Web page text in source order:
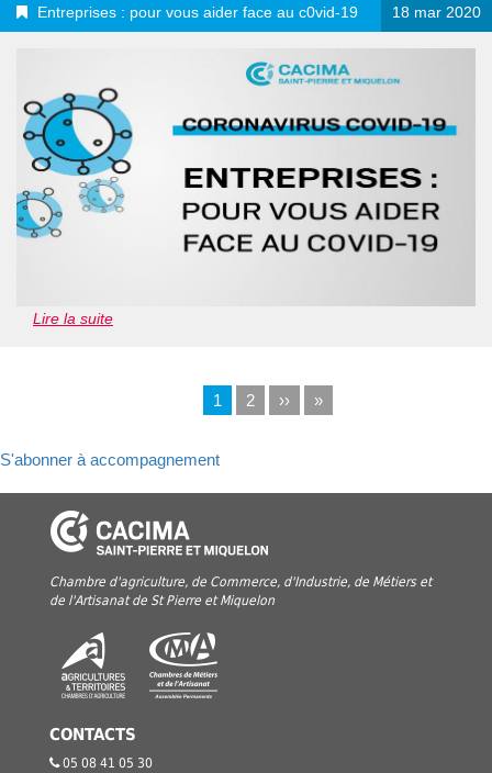
Entreprises : pour vous aider face au c0vid-19 18 mar 2020
Lire la suite
Page
1 Page
2
Page
››
Dernière
»
S'abonner à accompagnement
Chambre d'agriculture, de Commerce, d'Industrie, de Métiers et
de l'Artisanat de St Pierre et Miquelon
CONTACTS
05 08 41 05 30